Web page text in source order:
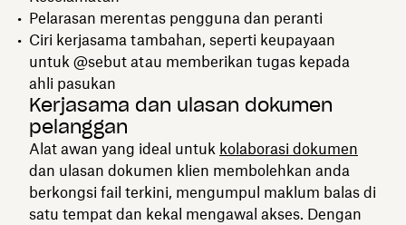
Pelarasan merentas pengguna dan peranti
Ciri kerjasama tambahan, seperti keupayaan
untuk @sebut atau memberikan tugas kepada
ahli pasukan
Kerjasama dan ulasan dokumen
pelanggan
Alat awan yang ideal untuk kolaborasi dokumen
dan ulasan dokumen klien membolehkan anda
berkongsi fail terkini, mengumpul maklum balas di
satu tempat dan kekal mengawal akses. Dengan